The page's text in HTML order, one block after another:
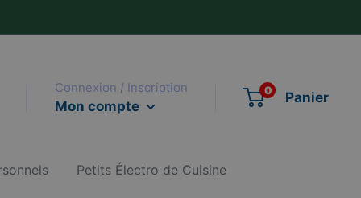
Connexion / Inscription
Mon compte
0 Panier
Petits Électro de Cuisine